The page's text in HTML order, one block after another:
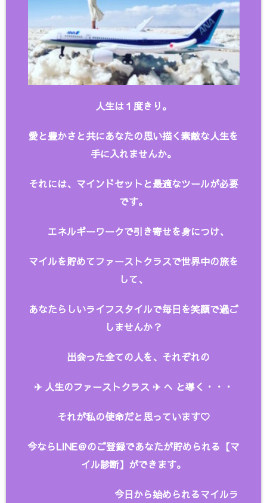
人生は１度きり。
愛と豊かさと共にあなたの思い描く素敵な人生を
手に入れませんか。
それには、マインドセットと最適なツールが必要
です。
エネルギーワークで引き寄せを身につけ、
マイルを貯めてファーストクラスで世界中の旅を
して、
あなたらしいライフスタイルで毎日を笑顔で過ご
しませんか？
出会った全ての人を、 それぞれの
✈︎ 人生のファーストクラス ✈︎ へ と導く・・・
それが私の使命だと思っています♡
今ならLINE＠のご登録であなたが貯められる【マ
イル診断】ができます。
今日から始められるマイルラ